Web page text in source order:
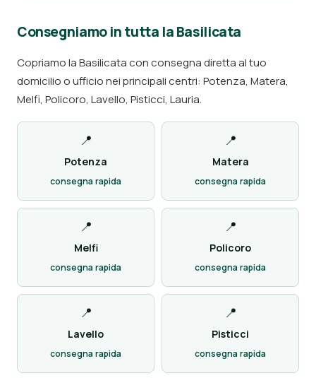
Consegniamo in tutta la Basilicata
Copriamo la Basilicata con consegna diretta al tuo
domicilio o ufficio nei principali centri: Potenza, Matera,
Melfi, Policoro, Lavello, Pisticci, Lauria.
📍
Potenza
consegna rapida
📍
Matera
consegna rapida
📍
Melfi
consegna rapida
📍
Policoro
consegna rapida
📍
Lavello
consegna rapida
📍
Pisticci
consegna rapida